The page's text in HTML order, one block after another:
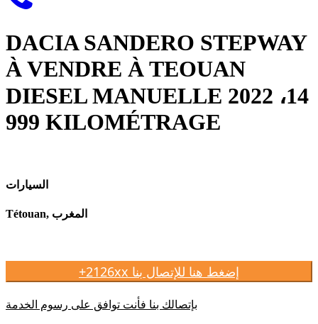
DACIA SANDERO STEPWAY
À VENDRE À TEOUAN
DIESEL MANUELLE 2022 ،14
999 KILOMÉTRAGE
السيارات
Tétouan, المغرب
+2126xx إضغط هنا للإتصال بنا
بإتصالك بنا فأنت توافق على رسوم الخدمة